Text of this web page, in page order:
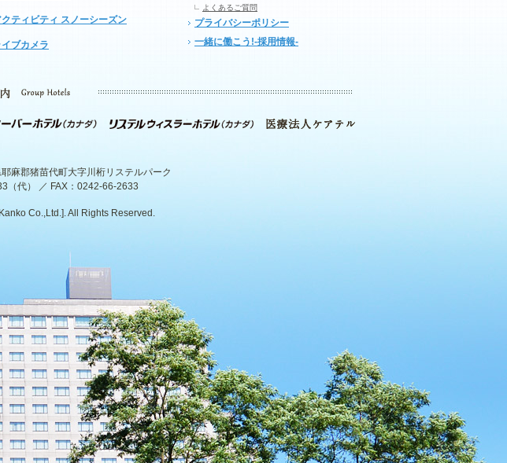
クティビティ スノーシーズン
イブカメラ
よくあるご質問
プライバシーポリシー
一緒に働こう!-採用情報-
麻郡猪苗代町大字川桁リステルパーク
（代） ／ FAX：0242-66-2633
Co.,Ltd.]. All Rights Reserved.